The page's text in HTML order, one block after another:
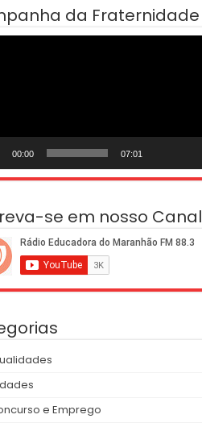
da Fraternidade
00:00 07:01
se em nosso Canal
e Emprego